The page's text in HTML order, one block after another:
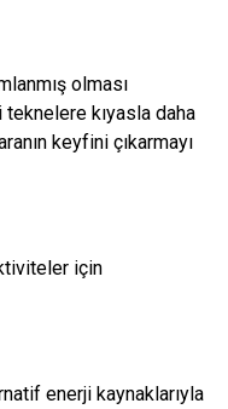
olması
kıyasla daha
keyfini çıkarmayı
için
enerji kaynaklarıyla